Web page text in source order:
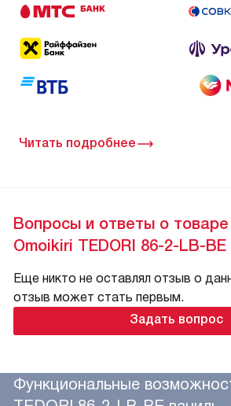
Читать подробнее
Вопросы и ответы о
Omoikiri TEDORI 86-2-LB-BE
Еще никто не оставлял отзыв о
отзыв может стать первым.
Задать вопрос
Функциональные